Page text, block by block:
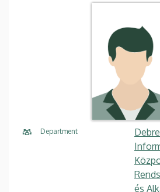
Department
és